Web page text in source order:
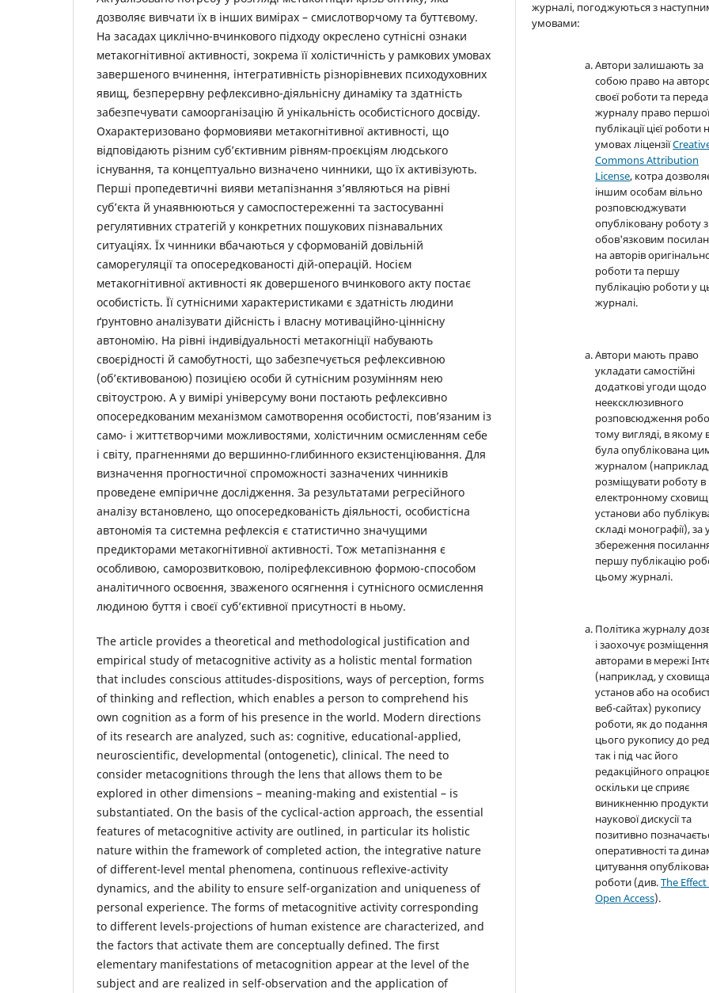
дозволяє вивчати їх в інших вимірах – смислотворчому та буттєвому.
На засадах циклічно-вчинкового підходу окреслено сутнісні ознаки
метакогнітивної активності, зокрема її холістичність у рамкових умовах
завершеного вчинення, інтегративність різнорівневих психодуховних
явищ, безперервну рефлексивно-діяльнісну динаміку та здатність
забезпечувати самоорганізацію й унікальність особистісного досвіду.
Охарактеризовано формовияви метакогнітивної активності, що
відповідають різним суб’єктивним рівням-проєкціям людського
існування, та концептуально визначено чинники, що їх активізують.
Перші пропедевтичні вияви метапізнання з’являються на рівні
суб’єкта й унаявнюються у самоспостереженні та застосуванні
регулятивних стратегій у конкретних пошукових пізнавальних
ситуаціях. Їх чинники вбачаються у сформованій довільній
саморегуляції та опосередкованості дій-операцій. Носієм
метакогнітивної активності як довершеного вчинкового акту постає
особистість. Її сутнісними характеристиками є здатність людини
ґрунтовно аналізувати дійсність і власну мотиваційно-ціннісну
автономію. На рівні індивідуальності метакогніції набувають
своєрідності й самобутності, що забезпечується рефлексивною
(об’єктивованою) позицією особи й сутнісним розумінням нею
світоустрою. А у вимірі універсуму вони постають рефлексивно
опосередкованим механізмом самотворення особистості, пов’язаним із
само- і життєтворчими можливостями, холістичним осмисленням себе
і світу, прагненнями до вершинно-глибинного екзистенціювання. Для
визначення прогностичної спроможності зазначених чинників
проведене емпіричне дослідження. За результатами регресійного
аналізу встановлено, що опосередкованість діяльності, особистісна
автономія та системна рефлексія є статистично значущими
предикторами метакогнітивної активності. Тож метапізнання є
особливою, саморозвитковою, полірефлексивною формою-способом
аналітичного освоєння, зваженого осягнення і сутнісного осмислення
людиною буття і своєї суб’єктивної присутності в ньому.
The article provides a theoretical and methodological justification and
empirical study of metacognitive activity as a holistic mental formation
that includes conscious attitudes-dispositions, ways of perception, forms
of thinking and reflection, which enables a person to comprehend his
own cognition as a form of his presence in the world. Modern directions
of its research are analyzed, such as: cognitive, educational-applied,
neuroscientific, developmental (ontogenetic), clinical. The need to
consider metacognitions through the lens that allows them to be
explored in other dimensions – meaning-making and existential – is
substantiated. On the basis of the cyclical-action approach, the essential
features of metacognitive activity are outlined, in particular its holistic
nature within the framework of completed action, the integrative nature
of different-level mental phenomena, continuous reflexive-activity
dynamics, and the ability to ensure self-organization and uniqueness of
personal experience. The forms of metacognitive activity corresponding
to different levels-projections of human existence are characterized, and
the factors that activate them are conceptually defined. The first
elementary manifestations of metacognition appear at the level of the
subject and are realized in self-observation and the application of
журналі, погоджуються з
умовами:
Автори залишають за
собою право на
своєї роботи та
журналу право
публікації цієї роботи
умовах ліцензії
Commons Attribution
License, котра
іншим особам вільно
розповсюджувати
опубліковану роботу з
обов'язковим
на авторів
роботи та першу
публікацію роботи у
журналі.
Автори мають право
укладати самостійні
додаткові угоди щодо
неексклюзивного
розповсюдження
тому вигляді, в якому
була опублікована
журналом
розміщувати роботу в
електронному
установи або
складі монографії),
збереження
першу публікацію
цьому журналі.
Політика журналу
і заохочує розміщення
авторами в мережі
(наприклад, у
установ або на
веб-сайтах) рукопису
роботи, як до подання
цього рукопису до
так і під час його
редакційного
оскільки це сприяє
виникненню
наукової дискусії та
позитивно
оперативності та
цитування
роботи (див.The
Open Access).